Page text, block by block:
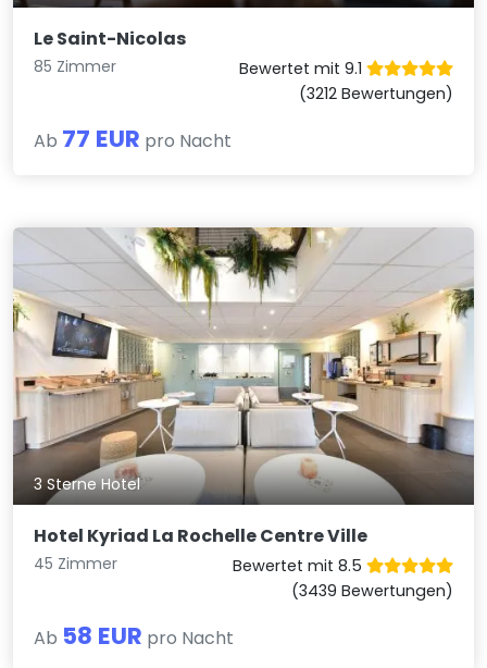
Le Saint-Nicolas
85 Zimmer
Bewertet mit 9.1
(3212 Bewertungen)
Ab 77 EUR pro Nacht
3 Sterne Hotel
Hotel Kyriad La Rochelle Centre Ville
45 Zimmer
Bewertet mit 8.5
(3439 Bewertungen)
Ab 58 EUR pro Nacht